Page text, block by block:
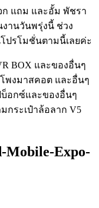
ก แถม และอั้ม พัชรา
านวันพรุ่งนี้ ช่วง
ปรโมชั่นตามนี้เลยค่ะ
BOX และของอื่นๆ
โพงมาสคอต และอื่นๆ
บ็อกซ์และของอื่นๆ
มกระเป๋าล้อลาก V5